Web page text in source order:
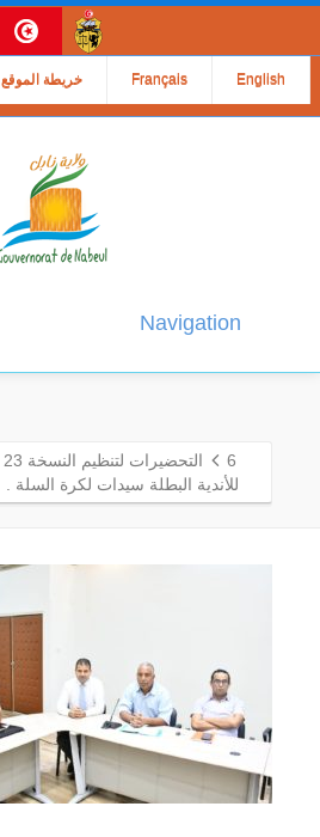
خريطة الموقع Français English
Navigation
6
للأندية البطلة سيدات لكرة السلة .